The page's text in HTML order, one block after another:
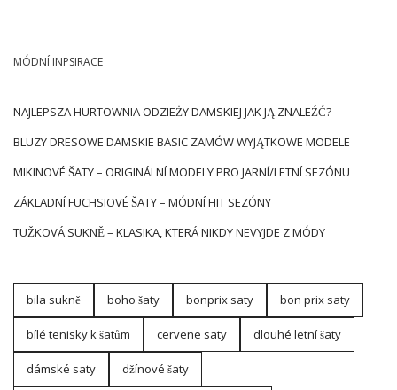
podmínky
oblékání. Pokud se svatba koná jako první a pak svatba,
standardy. Vyhněte se hlubokým výstřihům a odhaleným
si pro něj šátek nebo bundu. Šaty mini délky budou také
špatnou volbou – můžete je však maskovat dlouhým kabátem.
Můžete si vybrat z různých střihů, vzorů a barev, ale pamatujte
si jednu věc – nesázejte na bíloušaty na svatbu
jest kolorem zarezerwowanym dla panny młodej. Nie mniej
istotne niż dress code są warunki pogodowe. Warto postawić
wziąć ze sobą buty na zmianę na …
MÓDNÍ INPSIRACE
NAJLEPSZA HURTOWNIA ODZIEŻY DAMSKIEJ JAK JĄ ZNALEŹĆ?
BLUZY DRESOWE DAMSKIE BASIC ZAMÓW WYJĄTKOWE MODELE
MIKINOVÉ ŠATY – ORIGINÁLNÍ MODELY PRO JARNÍ/LETNÍ SEZÓNU
ZÁKLADNÍ FUCHSIOVÉ ŠATY – MÓDNÍ HIT SEZÓNY
TUŽKOVÁ SUKNĚ – KLASIKA, KTERÁ NIKDY NEVYJDE Z MÓDY
bila sukně boho šaty bonprix saty bon prix saty
bílé tenisky k šatům cervene saty dlouhé letní šaty
dámské saty džínové šaty